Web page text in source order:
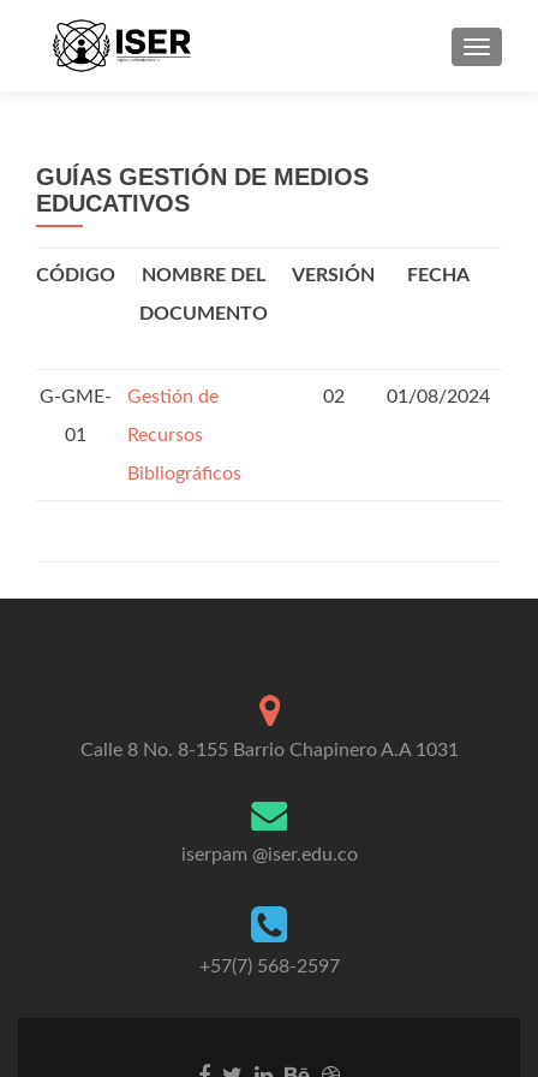
GUÍAS GESTIÓN DE MEDIOS
EDUCATIVOS
CÓDIGO
NOMBRE DEL
DOCUMENTO
VERSIÓN FECHA
G-GME-
01
Gestión de
Recursos
Bibliográficos
02 01/08/2024
Calle 8 No. 8-155 Barrio Chapinero A.A 1031
iserpam @iser.edu.co
+57(7) 568-2597